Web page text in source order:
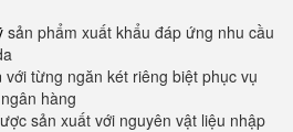
sản phẩm xuất khẩu đáp ứng nhu cầu
với từng ngăn két riêng biệt phục vụ
hàng
sản xuất với nguyên vật liệu nhập